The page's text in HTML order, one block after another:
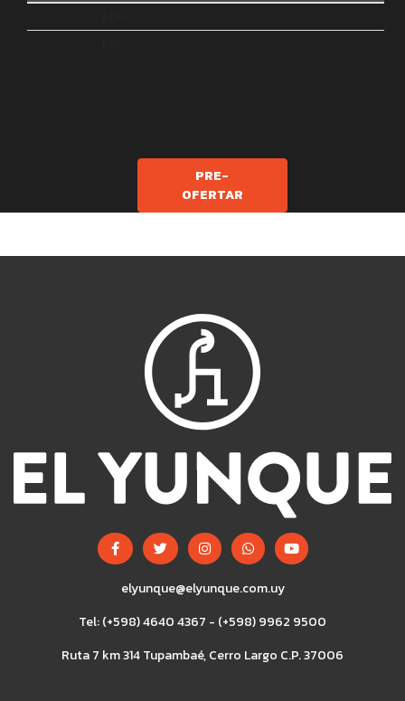
PRE-
OFERTAR
elyunque@elyunque.com.uy
Tel: (+598) 4640 4367 - (+598) 9962 9500
Ruta 7 km 314 Tupambaé, Cerro Largo C.P. 37006